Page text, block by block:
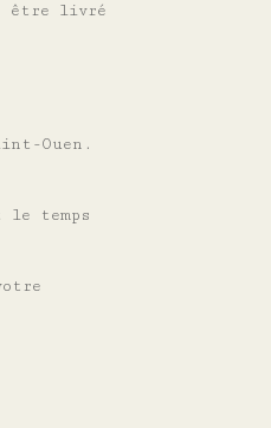
être livré
Ouen.
le temps